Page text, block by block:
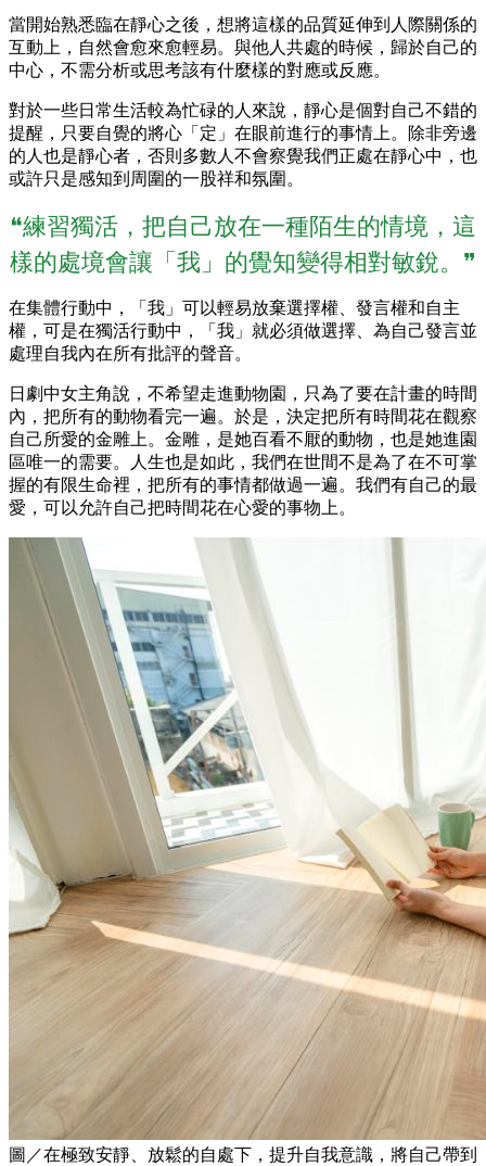
當開始熟悉臨在靜心之後，想將這樣的品質延伸到人際關係的
互動上，自然會愈來愈輕易。與他人共處的時候，歸於自己的
中心，不需分析或思考該有什麼樣的對應或反應。
對於一些日常生活較為忙碌的人來說，靜心是個對自己不錯的
提醒，只要自覺的將心「定」在眼前進行的事情上。除非旁邊
的人也是靜心者，否則多數人不會察覺我們正處在靜心中，也
或許只是感知到周圍的一股祥和氛圍。
❝練習獨活，把自己放在一種陌生的情境，這
樣的處境會讓「我」的覺知變得相對敏銳。❞
在集體行動中，「我」可以輕易放棄選擇權、發言權和自主
權，可是在獨活行動中，「我」就必須做選擇、為自己發言並
處理自我內在所有批評的聲音。
日劇中女主角說，不希望走進動物園，只為了要在計畫的時間
內，把所有的動物看完一遍。於是，決定把所有時間花在觀察
自己所愛的金雕上。金雕，是她百看不厭的動物，也是她進園
區唯一的需要。人生也是如此，我們在世間不是為了在不可掌
握的有限生命裡，把所有的事情都做過一遍。我們有自己的最
愛，可以允許自己把時間花在心愛的事物上。
圖／在極致安靜、放鬆的自處下，提升自我意識，將自己帶到